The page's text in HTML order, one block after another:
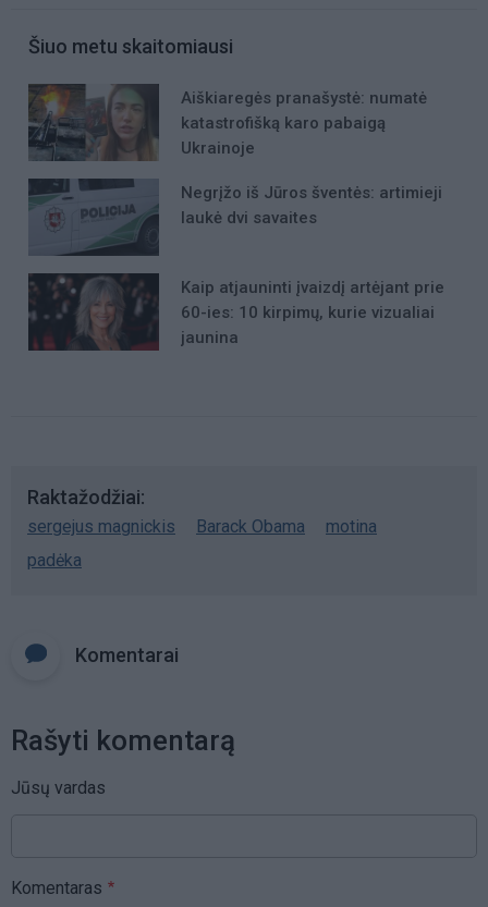
Šiuo metu skaitomiausi
Aiškiaregės pranašystė: numatė
katastrofišką karo pabaigą
Ukrainoje
Negrįžo iš Jūros šventės: artimieji
laukė dvi savaites
Kaip atjauninti įvaizdį artėjant prie
60-ies: 10 kirpimų, kurie vizualiai
jaunina
Raktažodžiai
sergejus magnickis Barack Obama
motina
padėka
Komentarai
Rašyti komentarą
Jūsų vardas
Komentaras